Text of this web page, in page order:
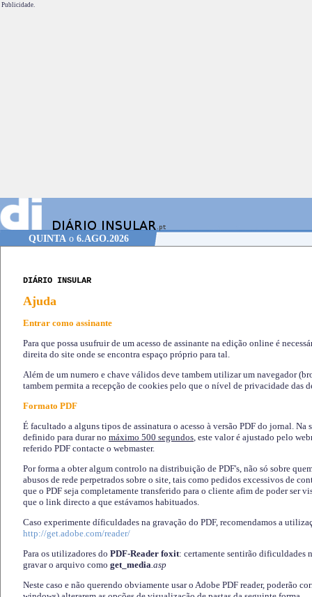
Publicidade.
QUINTAo 6.AGO.2026
DIÁRIO INSULAR
Ajuda
Entrar como assinante
Para que possa usufruir de um acesso de assinante na edição online é
direita do site onde se encontra espaço próprio para tal.
Além de um numero e chave válidos deve tambem utilizar um navegador
tambem permita a recepção de cookies pelo que o nível de privacidade das
Formato PDF
É facultado a alguns tipos de assinatura o acesso à versão PDF do jornal. Na
definido para durar no máximo 500 segundos, este valor é ajustado pelo
referido PDF contacte o webmaster.
Por forma a obter algum controlo na distribuição de PDF's, não só sobre
abusos de rede perpetrados sobre o site, tais como pedidos excessivos de
que o PDF seja completamente transferido para o cliente afim de poder ser
que o link directo a que estávamos habituados.
Caso experimente díficuldades na gravação do PDF, recomendamos a
http://get.adobe.com/reader/
Para os utilizadores do PDF-Reader foxit: certamente sentirão dificuldades
gravar o arquivo como get_media.asp
Neste caso e não querendo obviamente usar o Adobe PDF reader, poderão